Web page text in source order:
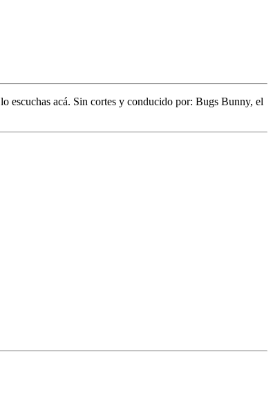
lo escuchas acá. Sin cortes y conducido por: Bugs Bunny, el